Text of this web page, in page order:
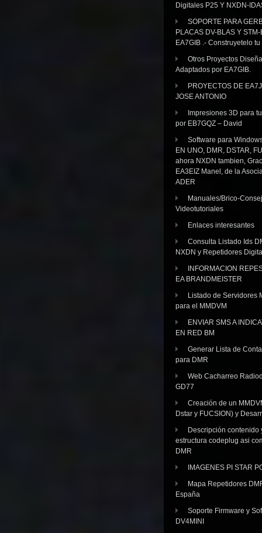
Digitales P25 Y NXDN-
SOPORTE PARA
PLACAS DV-BLAS Y
EA7GIB .- Construyetelo
Otros Proyectos
Adaptados por EA7GIB.
PROYECTOS DE
JOSE ANTONIO
Impresiones 3D para
por EB7GQZ – David
Software para
EN UNO, DMR, DSTAR,
ahora NXDN tambien,
EA3EIZ Manel, de la
ADER
Manuales/Brico-
Videotutoriales
Enlaces interesantes
Consulta Listado Ids
NXDN y Repetidores
INFORMACION
EA BRANDMEISTER
Listado de Servidores
para el MMDVM
ENVIAR SMS A
EN RED BM
Generar Lista de
para DMR
Web Cacharreo
GD77
Creación de un
Dstar y FUCSION) y
Descripción contenido
estructura codeplug asi
DMR
IMAGENES PI STAR
Mapa Repetidores
España
Soporte Firmware y
DV4MINI